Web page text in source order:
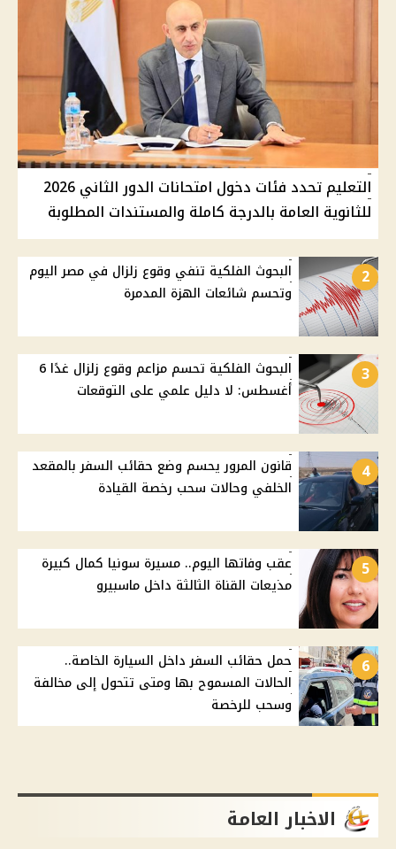
التعليم تحدد فئات دخول امتحانات الدور الثاني 2026
للثانوية العامة بالدرجة كاملة والمستندات المطلوبة
2
البحوث الفلكية تنفي وقوع زلزال في مصر اليوم
وتحسم شائعات الهزة المدمرة
3
البحوث الفلكية تحسم مزاعم وقوع زلزال غدًا 6
أغسطس: لا دليل علمي على التوقعات
4
قانون المرور يحسم وضع حقائب السفر بالمقعد
الخلفي وحالات سحب رخصة القيادة
5
عقب وفاتها اليوم.. مسيرة سونيا كمال كبيرة
مذيعات القناة الثالثة داخل ماسبيرو
6
حمل حقائب السفر داخل السيارة الخاصة..
الحالات المسموح بها ومتى تتحول إلى مخالفة
وسحب للرخصة
الاخبار العامة